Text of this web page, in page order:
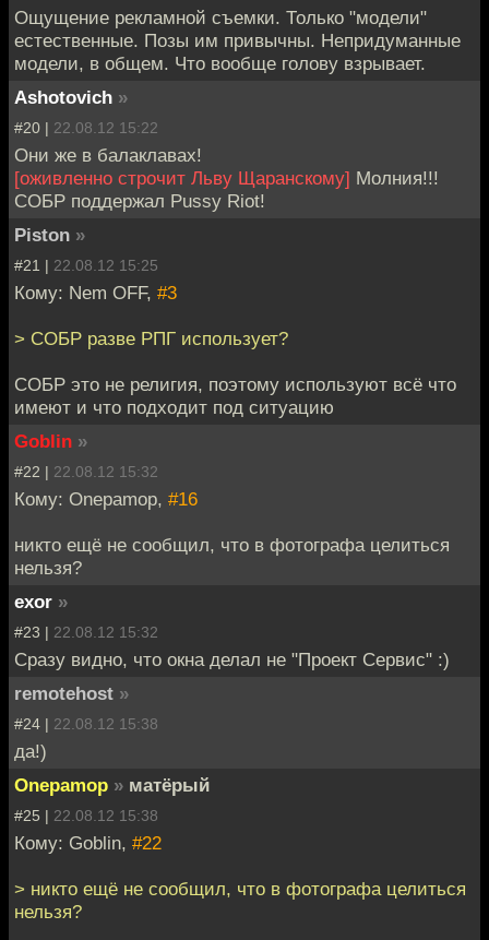
Ощущение рекламной съемки. Только "модели"
естественные. Позы им привычны. Непридуманные
модели, в общем. Что вообще голову взрывает.
Ashotovich »
#20 | 22.08.12 15:22
Они же в балаклавах!
[оживленно строчит Льву Щаранскому] Молния!!!
СОБР поддержал Pussy Riot!
Piston »
#21 | 22.08.12 15:25
Кому: Nem OFF, #3
> СОБР разве РПГ использует?
СОБР это не религия, поэтому используют всё что
имеют и что подходит под ситуацию
Goblin »
#22 | 22.08.12 15:32
Кому: Onepamop, #16
никто ещё не сообщил, что в фотографа целиться
нельзя?
exor »
#23 | 22.08.12 15:32
Сразу видно, что окна делал не "Проект Сервис" :)
remotehost »
#24 | 22.08.12 15:38
да!)
Onepamop » матёрый
#25 | 22.08.12 15:38
Кому: Goblin, #22
> никто ещё не сообщил, что в фотографа целиться
нельзя?